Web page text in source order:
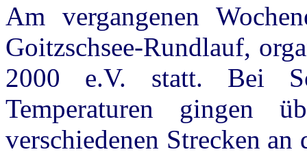
Am vergangenen
Goitzschsee-Rundlauf,
2000 e.V. statt. Bei
Temperaturen gingen
verschiedenen Strecken